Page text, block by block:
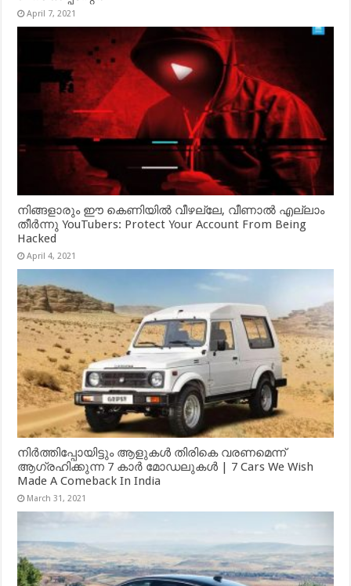
April 7, 2021
നിങ്ങളാരും ഈ കെണിയിൽ വീഴല്ലേ, വീണാൽ എല്ലാം
തീർന്നു YouTubers: Protect Your Account From Being
Hacked
April 4, 2021
നിർത്തിപ്പോയിട്ടും ആളുകൾ തിരികെ വരണമെന്ന്
ആഗ്രഹിക്കുന്ന 7 കാർ മോഡലുകൾ | 7 Cars We Wish
Made A Comeback In India
March 31, 2021